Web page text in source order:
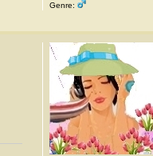
Genre: